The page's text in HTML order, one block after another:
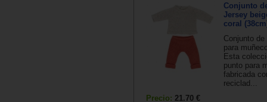
Conjunto
Jersey
coral
Conjunto
para
Esta
punto para
fabricada
reciclad...
Precio: 21.70 €